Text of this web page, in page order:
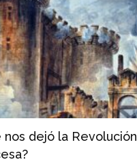
nos dejó la Revolución